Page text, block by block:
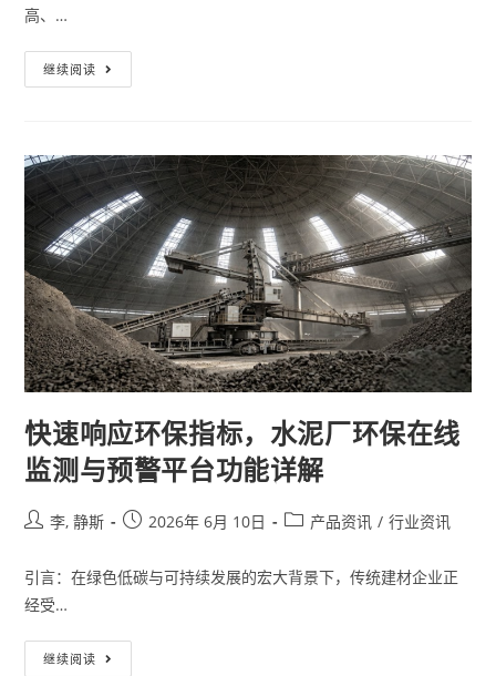
高、…
继续阅读
快速响应环保指标，水泥厂环保在线
监测与预警平台功能详解
李, 静斯 2026年 6月 10日 产品资讯 / 行业资讯
引言：在绿色低碳与可持续发展的宏大背景下，传统建材企业正
经受…
继续阅读